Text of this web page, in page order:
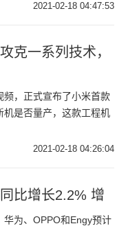
2021-02-18 04:47:53
克一系列技术，
频，正式宣布了小米首款
机是否量产，这款工程机
2021-02-18 04:26:04
比增长2.2% 增
为、OPPO和Engy预计